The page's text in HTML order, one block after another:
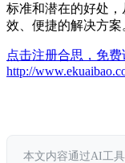
标准和潜在的好处
效、便捷的解决方案
点击注册合思，免费
http://
本文内容通过AI工